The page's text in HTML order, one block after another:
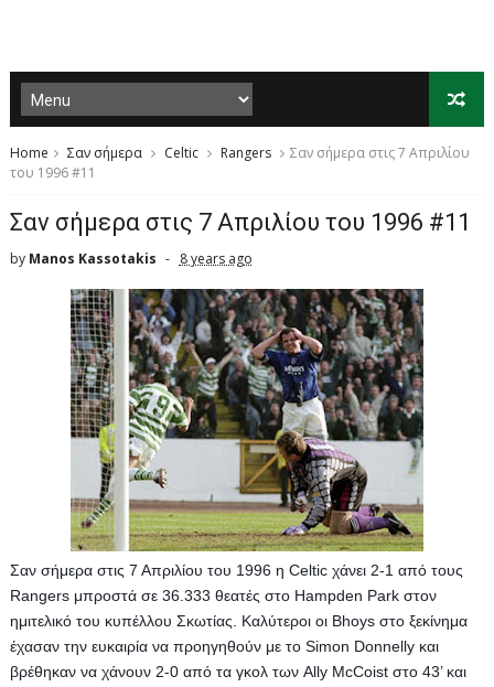
Home Σαν σήμερα Celtic Rangers
Σαν σήμερα στις 7 Απριλίου
του 1996 #11
Σαν σήμερα στις 7 Απριλίου του 1996 #11
by Manos Kassotakis 8 years ago
Σαν σήμερα στις 7 Απριλίου του 1996 η Celtic χάνει 2-1 από τους
Rangers μπροστά σε 36.333 θεατές στο Hampden Park στον
ημιτελικό του κυπέλλου Σκωτίας. Καλύτεροι οι Bhoys στο ξεκίνημα
έχασαν την ευκαιρία να προηγηθούν με το Simon Donnelly και
βρέθηκαν να χάνουν 2-0 από τα γκολ των Ally McCoist στο 43’ και